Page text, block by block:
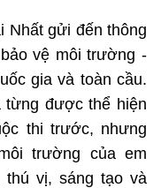
Nhất gửi đến thông
vệ môi trường -
gia và toàn cầu.
từng được thể hiện
thi trước, nhưng
trường của em
thú vị, sáng tạo và